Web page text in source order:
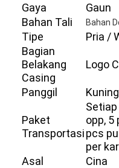
Beranda
Produk
Tentang Kami
Tur Pabrik
Kontrol kualitas
Gaya
Gaun
Bahan Tali
Bahan
Tipe
Pria /
Bagian
Belakang
Casing
Logo
Panggil
Paket
Transportasi
opp, 5
pcs
per
Asal
Cina